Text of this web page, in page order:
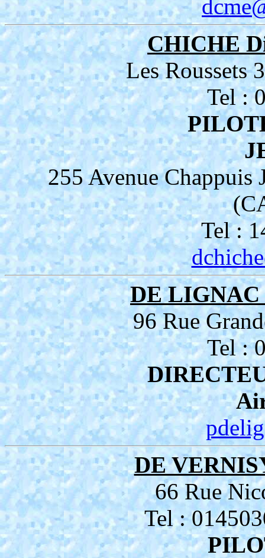
CHICHE
Les
Tel :
255 Avenue Chappuis
Tel :
DE LIGNAC
96 Rue
Tel :
DE
66 Rue
Tel :